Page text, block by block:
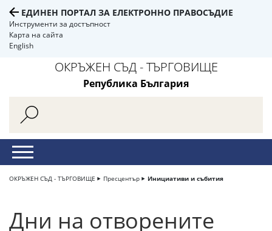
ЕДИНЕН ПОРТАЛ ЗА ЕЛЕКТРОННО ПРАВОСЪДИЕ
Инструменти за достъпност
Карта на сайта
English
ОКРЪЖЕН СЪД - ТЪРГОВИЩЕ
Република България
ОКРЪЖЕН СЪД - ТЪРГОВИЩЕ Пресцентър Инициативи и събития
Дни на отворените